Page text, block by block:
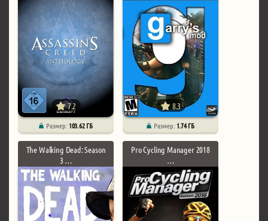
7.2
Размер: 103.62 ГБ
8.3
Размер: 1.74 ГБ
The Walking Dead: Season
3 …
Pro Cycling Manager 2018
…